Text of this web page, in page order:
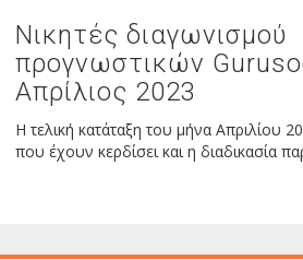
Νικητές διαγωνισμού
προγνωστικών
Απρίλιος 2023
Η τελική κατάταξη του μήνα Απριλίου
που έχουν κερδίσει και η διαδικασία